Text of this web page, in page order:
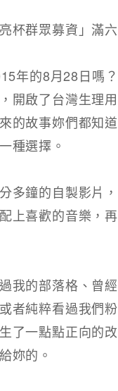
杯群眾募資」滿
年的8月28日嗎
開啟了台灣生理
的故事妳們都知
種選擇。​
多鐘的自製影片
上喜歡的音樂，
我的部落格、曾
者純粹看過我們
了一點點正向的
妳的。​